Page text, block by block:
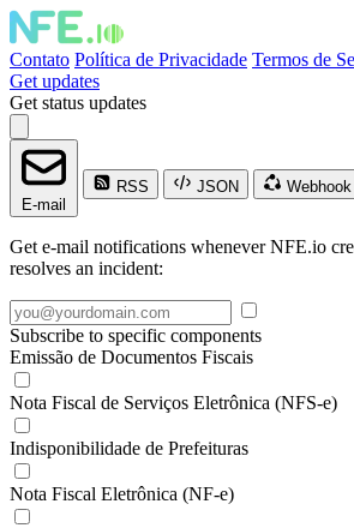
Contato Política de Privacidade Termos de
Get updates
Get status updates
E-mail
RSS JSON
Webhook
Get e-mail notifications whenever NFE.io
resolves an incident:
Subscribe to specific components
Emissão de Documentos Fiscais
Nota Fiscal de Serviços Eletrônica (NFS-e)
Indisponibilidade de Prefeituras
Nota Fiscal Eletrônica (NF-e)